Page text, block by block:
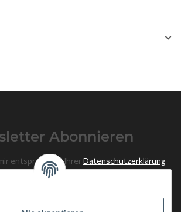
Abonnieren
entsprechend IhrerDatenschutzerklärung
widerruflich Informationen zu Ihrem